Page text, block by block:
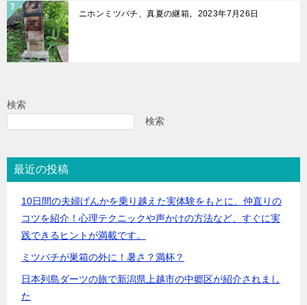
ニホンミツバチ、真夏の継箱。2023年7月26日
検索
検索
最近の投稿
10日間の夫婦げんかを乗り越えた実体験をもとに、仲直りの
コツを紹介！心理テクニックや声かけの方法など、すぐに実
践できるヒントが満載です。
ミツバチが巣箱の外に！暑さ？満杯？
日本列島ダーツの旅で新潟県上越市の中郷区が紹介されまし
た